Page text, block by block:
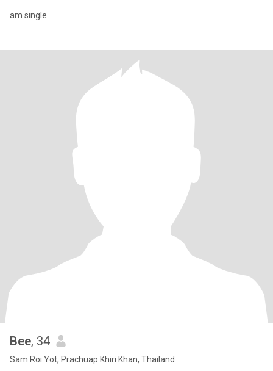
am single
Bee, 34
Sam Roi Yot, Prachuap Khiri Khan, Thailand